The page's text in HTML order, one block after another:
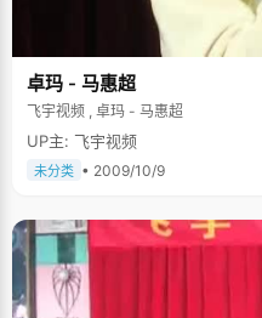
卓玛 - 马惠超
飞宇视频 , 卓玛 - 马惠超
UP主: 飞宇视频
未分类 • 2009/10/9